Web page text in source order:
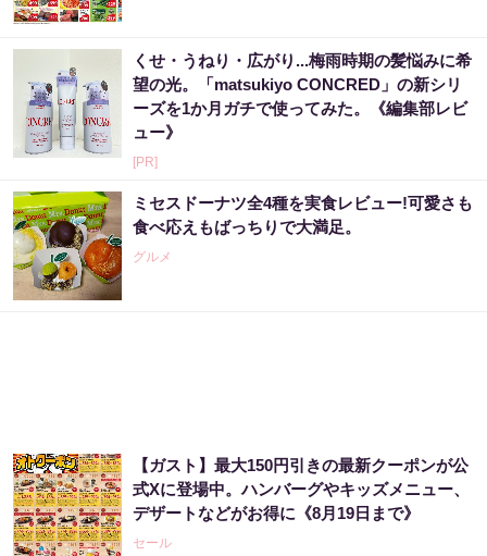
くせ・うねり・広がり...梅雨時期の髪悩みに希
望の光。「matsukiyo CONCRED」の新シリ
ーズを1か月ガチで使ってみた。《編集部レビ
ュー》
[PR]
ミセスドーナツ全4種を実食レビュー!可愛さも
食べ応えもばっちりで大満足。
グルメ
【ガスト】最大150円引きの最新クーポンが公
式Xに登場中。ハンバーグやキッズメニュー、
デザートなどがお得に《8月19日まで》
セール